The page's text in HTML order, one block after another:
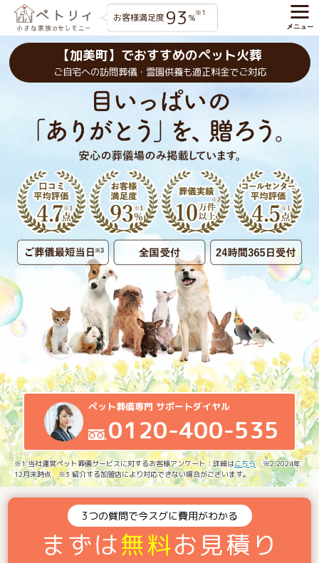
お客様満足度 93 %※1
【加美町】でおすすめのペット火葬
ご自宅への訪問葬儀・霊園供養も適正料金でご対応
ペット葬儀専門 サポートダイヤル
0120-400-535
※1 当社運営ペット葬儀サービスに対するお客様アンケート：詳細はこちら ※2 2024年
12月末時点 ※3 紹介する加盟店により対応できない場合がございます。
3つの質問で今スグに費用がわかる
まずは無料お見積り